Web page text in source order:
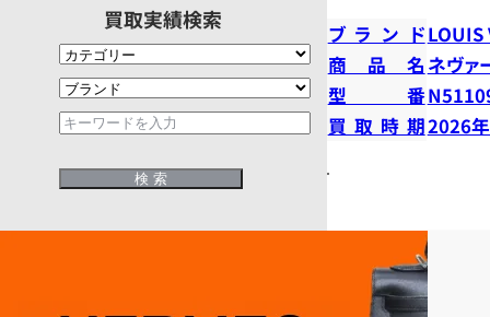
買取実績検索
ブランドLOUIS
商品名 ネヴァ
型番
買取時期2026